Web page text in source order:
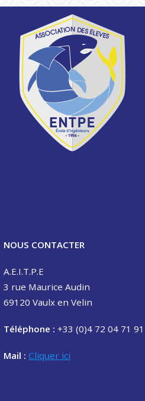
NOUS CONTACTER
A.E.I.T.P.E
3 rue Maurice Audin
69120 Vaulx en Velin
Téléphone : +33 (0)4 72 04 71 91
Mail : Cliquer ici